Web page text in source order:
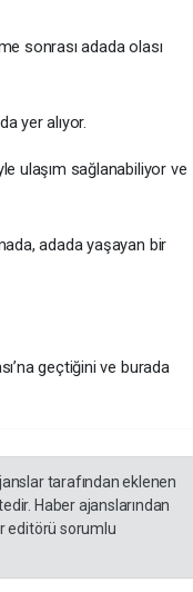
sonrası adada olası
yer alıyor.
ulaşım sağlanabiliyor ve
adada yaşayan bir
geçtiğini ve burada
tarafından eklenen
Haber ajanslarından
editörü sorumlu